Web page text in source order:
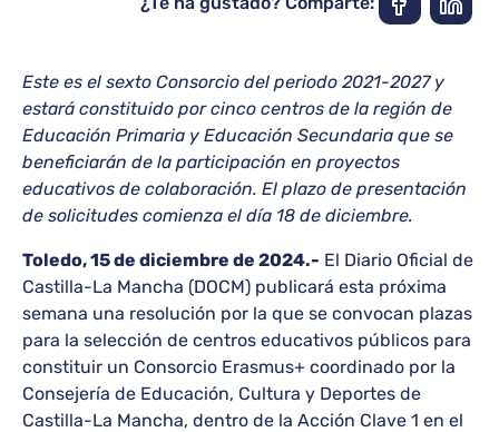
Este es el sexto Consorcio del periodo 2021-2027 y
estará constituido por cinco centros de la región de
Educación Primaria y Educación Secundaria que se
beneficiarán de la participación en proyectos
educativos de colaboración. El plazo de presentación
de solicitudes comienza el día 18 de diciembre.
Toledo, 15 de diciembre de 2024.- El Diario Oficial de
Castilla-La Mancha (DOCM) publicará esta próxima
semana una resolución por la que se convocan plazas
para la selección de centros educativos públicos para
constituir un Consorcio Erasmus+ coordinado por la
Consejería de Educación, Cultura y Deportes de
Castilla-La Mancha, dentro de la Acción Clave 1 en el